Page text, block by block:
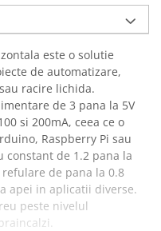
este o solutie
de automatizare,
racire lichida.
de 3 pana la 5V
si 200mA, ceea ce o
Raspberry Pi sau
de 1.2 pana la
de pana la 0.8
apei in aplicatii diverse.
peste nivelul